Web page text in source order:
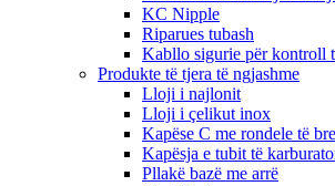
KC Nipple
Riparues tubash
Kabllo sigurie për kontroll
Produkte të tjera të ngjashme
Lloji i najlonit
Lloji i çelikut inox
Kapëse C me rondele të
Kapësja e tubit të
Pllakë bazë me arrë